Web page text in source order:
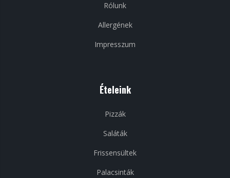
Rólunk
Allergének
Impresszum
Ételeink
Pizzák
Saláták
Frissensültek
Palacsinták